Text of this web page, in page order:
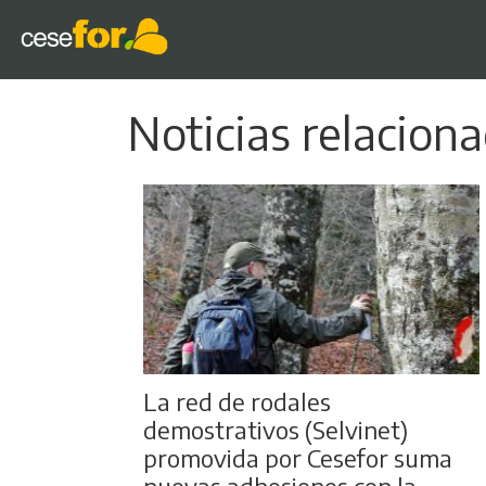
Noticias
La red de rodales
demostrativos (Selvinet)
promovida por Cesefor suma